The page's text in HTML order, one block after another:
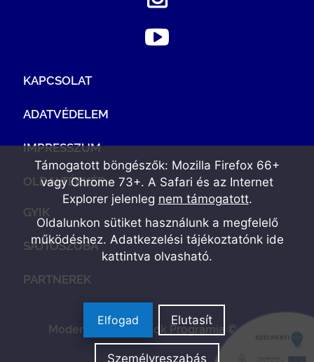
KAPCSOLAT
ADATVÉDELEM
IMPRESSZUM
OLDALTÉRKÉP
GYIK
SAJTÓSZOBA
PARTNEREK
Modern Vállalkozások Programja © 2022
Támogatott böngészők: Mozilla Firefox 66+
vagy Chrome 73+. A Safari és az Internet
Explorer jelenleg nem támogatott.
Oldalunkon sütiket használunk a megfelelő
működéshez. Adatkezelési tájékoztatónk ide
kattintva olvasható.
Elfogad Elutasít
Személyreszabás